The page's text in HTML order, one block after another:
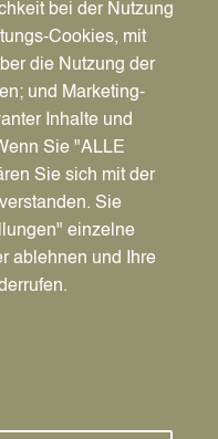
News
bei der Nutzung
Cookies, mit
die Nutzung der
und Marketing-
Inhalte und
Sie "ALLE
Sie sich mit der
Sie
einzelne
ablehnen und Ihre